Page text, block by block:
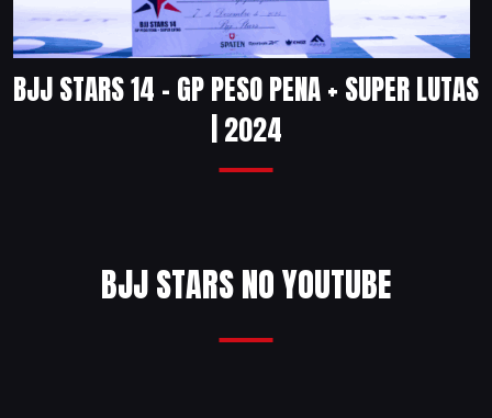
BJJ STARS 14 – GP PESO PENA + SUPER LUTAS
| 2024
BJJ STARS NO YOUTUBE